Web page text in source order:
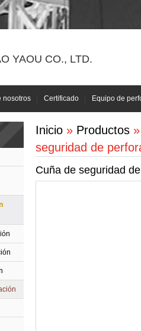
YAOU CO., LTD.
nosotros Certificado Equipo de
Inicio » Productos
seguridad de
Cuña de seguridad